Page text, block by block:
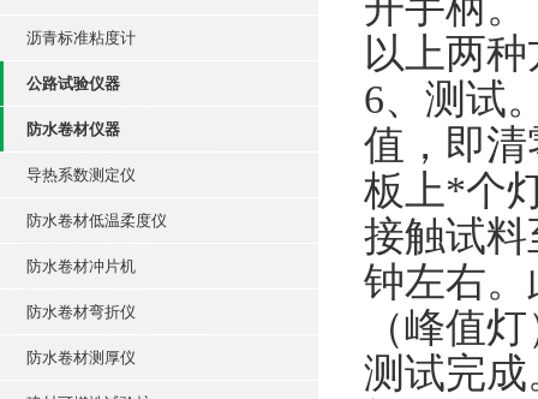
沥青标准粘度计
公路试验仪器
防水卷材仪器
导热系数测定仪
防水卷材低温柔度仪
防水卷材冲片机
防水卷材弯折仪
防水卷材测厚仪
以上两
6、测试
值，即
板上*个
接触试料
钟左右
（峰值
测试完成